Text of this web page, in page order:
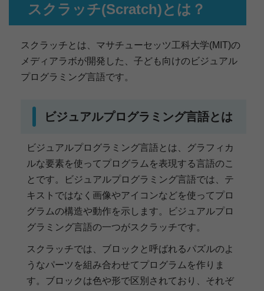
スクラッチ(Scratch)とは？
スクラッチとは、マサチューセッツ工科大学(MIT)の
メディアラボが開発した、子ども向けのビジュアル
プログラミング言語です。
ビジュアルプログラミング言語とは
ビジュアルプログラミング言語とは、グラフィカ
ルな要素を使ってプログラムを表現する言語のこ
とです。ビジュアルプログラミング言語では、テ
キストではなく画像やアイコンなどを使ってプロ
グラムの構造や動作を示します。ビジュアルプロ
グラミング言語の一つがスクラッチです。
スクラッチでは、ブロックと呼ばれるパズルのよ
うなパーツを組み合わせてプログラムを作りま
す。ブロックは色や形で区別されており、それぞ